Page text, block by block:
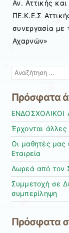
Αν. Αττικής
ΠΕ.Κ.Ε.Σ
συνεργασία με
Αχαρνών»
Αναζήτηση
Πρόσφατα
ΕΝΔΟΣΧΟΛΙΚΟΙ
Έρχονται
Οι μαθητές μας
Εταιρεία
Δωρεά από τον
Συμμετοχή σε
συμπερίληψη
Πρόσφατα